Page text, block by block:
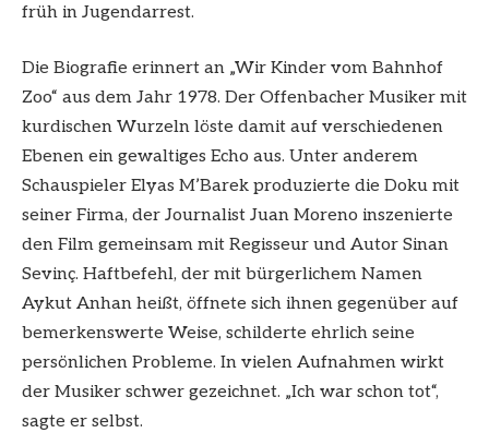
früh in Jugendarrest.
Die Biografie erinnert an „Wir Kinder vom Bahnhof
Zoo“ aus dem Jahr 1978. Der Offenbacher Musiker mit
kurdischen Wurzeln löste damit auf verschiedenen
Ebenen ein gewaltiges Echo aus. Unter anderem
Schauspieler Elyas M’Barek produzierte die Doku mit
seiner Firma, der Journalist Juan Moreno inszenierte
den Film gemeinsam mit Regisseur und Autor Sinan
Sevinç. Haftbefehl, der mit bürgerlichem Namen
Aykut Anhan heißt, öffnete sich ihnen gegenüber auf
bemerkenswerte Weise, schilderte ehrlich seine
persönlichen Probleme. In vielen Aufnahmen wirkt
der Musiker schwer gezeichnet. „Ich war schon tot“,
sagte er selbst.